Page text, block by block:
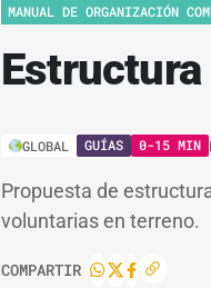
MANUAL DE ORGANIZACIÓN
GLOBAL GUÍAS 0-15 MIN
Propuesta de
voluntarias en terreno.
COMPARTIR